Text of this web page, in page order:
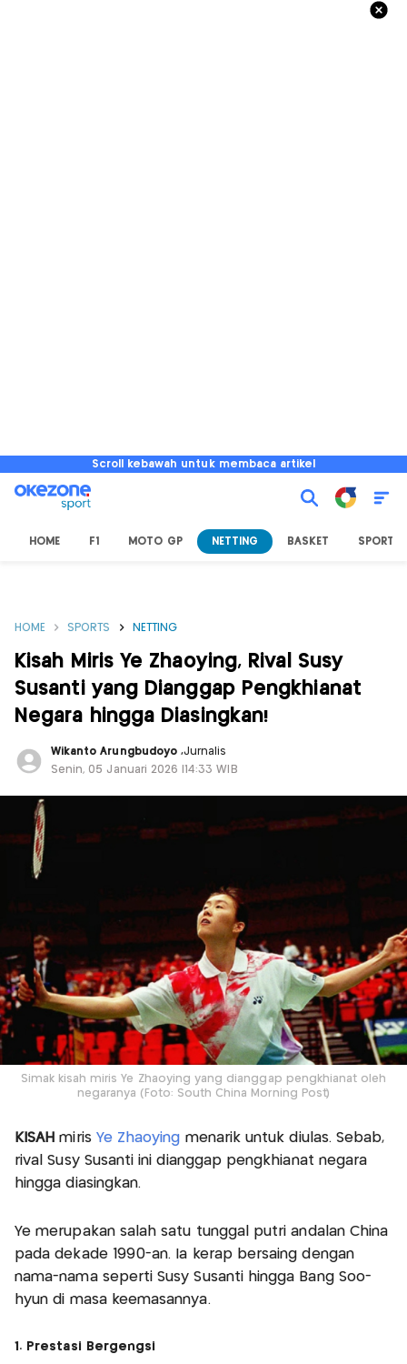
Scroll kebawah untuk membaca artikel
HOME F1 MOTO GP NETTING BASKET SPORT
HOME SPORTS NETTING
Kisah Miris Ye Zhaoying, Rival Susy
Susanti yang Dianggap Pengkhianat
Negara hingga Diasingkan!
Wikanto Arungbudoyo ,Jurnalis
Senin, 05 Januari 2026 |14:33 WIB
Simak kisah miris Ye Zhaoying yang dianggap pengkhianat oleh
negaranya (Foto: South China Morning Post)
KISAH miris Ye Zhaoying menarik untuk diulas. Sebab,
rival Susy Susanti ini dianggap pengkhianat negara
hingga diasingkan.
Ye merupakan salah satu tunggal putri andalan China
pada dekade 1990-an. Ia kerap bersaing dengan
nama-nama seperti Susy Susanti hingga Bang Soo-
hyun di masa keemasannya.
1. Prestasi Bergengsi